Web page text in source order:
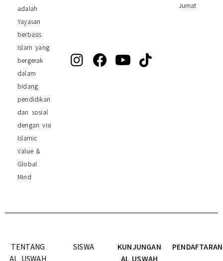
adalah
Yayasan
berbasis
Islam yang
bergerak
dalam
bidang
pendidikan
dan sosial
dengan visi
Islamic
Value &
Global
Mind
Jumat
TENTANG
AL USWAH
SISWA
KUNJUNGAN
AL USWAH
PENDAFTARAN